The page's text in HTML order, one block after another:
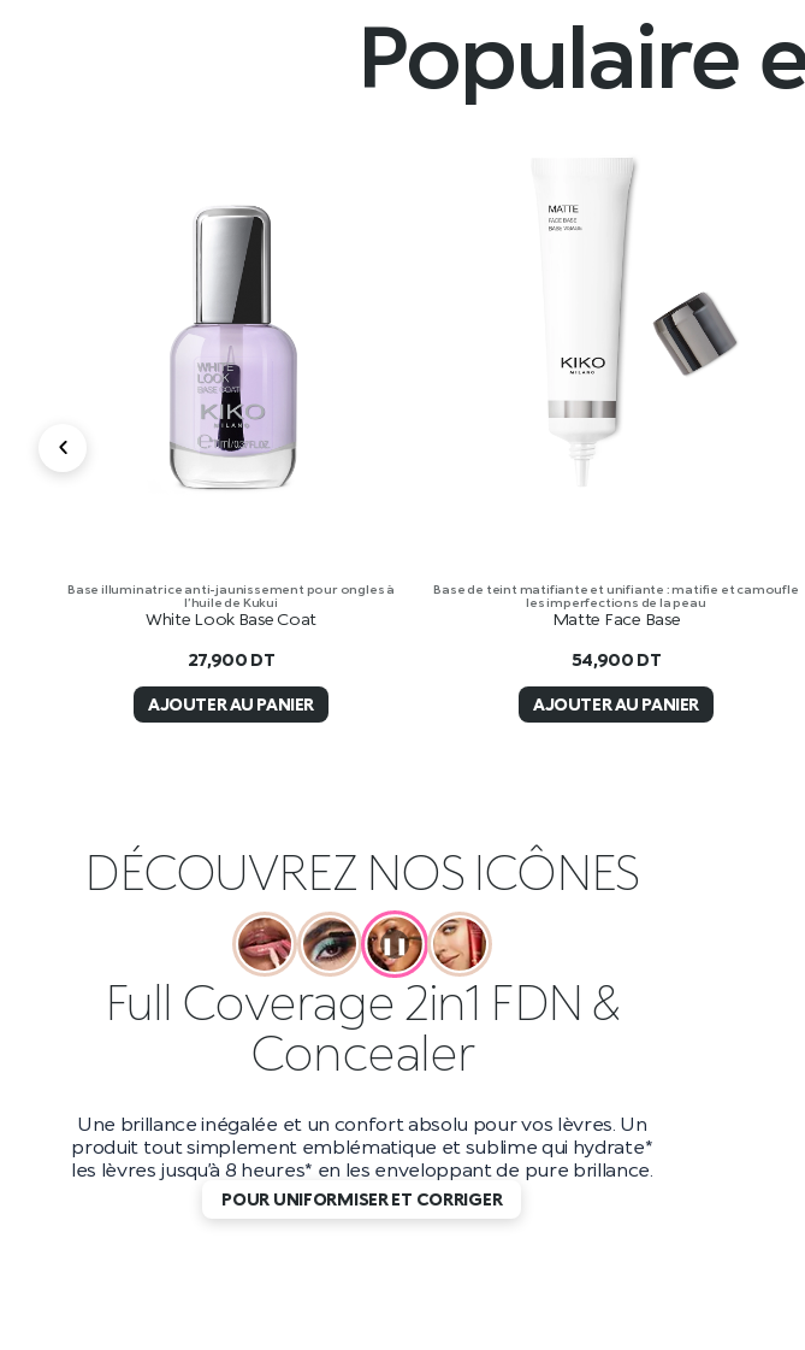
Populaire
Base illuminatrice anti-jaunissement pour ongles à
l’huile de Kukui
White Look Base Coat
27,900 DT
AJOUTER AU PANIER
Base de teint matifiante et unifiante : matifie et camoufle
les imperfections de la peau
Matte Face Base
54,900 DT
AJOUTER AU PANIER
DÉCOUVREZ NOS ICÔNES
❚❚
Full Coverage 2in1 FDN &
Concealer
Une brillance inégalée et un confort absolu pour vos lèvres. Un
produit tout simplement emblématique et sublime qui hydrate*
les lèvres jusqu’à 8 heures* en les enveloppant de pure brillance.
POUR UNIFORMISER ET CORRIGER